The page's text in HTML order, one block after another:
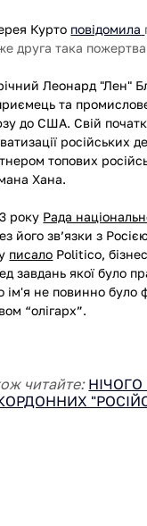
Курто повідомила
друга така пожертва
Леонард "Лен"
та
до США. Свій
російських
топових
Хана.
року Рада
його зв’язки з
писало Politico,
завдань якої було
ім'я не повинно було
“олігарх”.
читайте: